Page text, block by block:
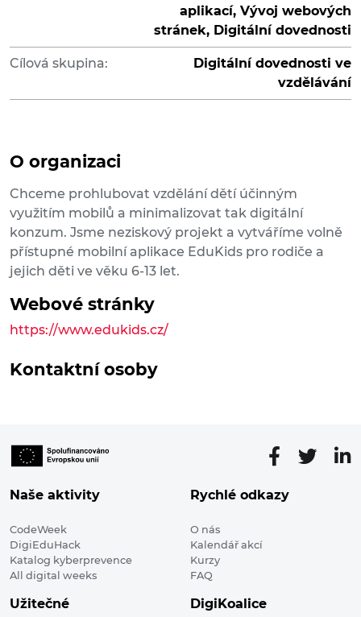
aplikací, Vývoj webových
stránek, Digitální dovednosti
Cílová skupina:
Digitální dovednosti ve
vzdělávání
O organizaci
Chceme prohlubovat vzdělání dětí účinným
využitím mobilů a minimalizovat tak digitální
konzum. Jsme neziskový projekt a vytváříme volně
přístupné mobilní aplikace EduKids pro rodiče a
jejich děti ve věku 6-13 let.
Webové stránky
https://www.edukids.cz/
Kontaktní osoby
Naše aktivity
CodeWeek
DigiEduHack
Katalog kyberprevence
All digital weeks
Rychlé odkazy
O nás
Kalendář akcí
Kurzy
FAQ
Užitečné DigiKoalice